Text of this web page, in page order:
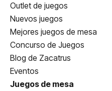
Outlet de juegos
Nuevos juegos
Mejores juegos de mesa
Concurso de Juegos
Blog de Zacatrus
Eventos
Juegos de mesa